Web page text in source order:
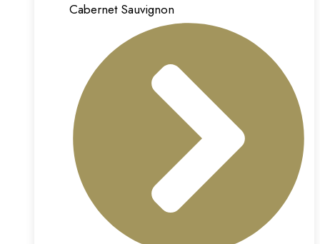
Cabernet Sauvignon